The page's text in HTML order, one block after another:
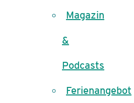
Magazin
&
Podcasts
Ferienangebot